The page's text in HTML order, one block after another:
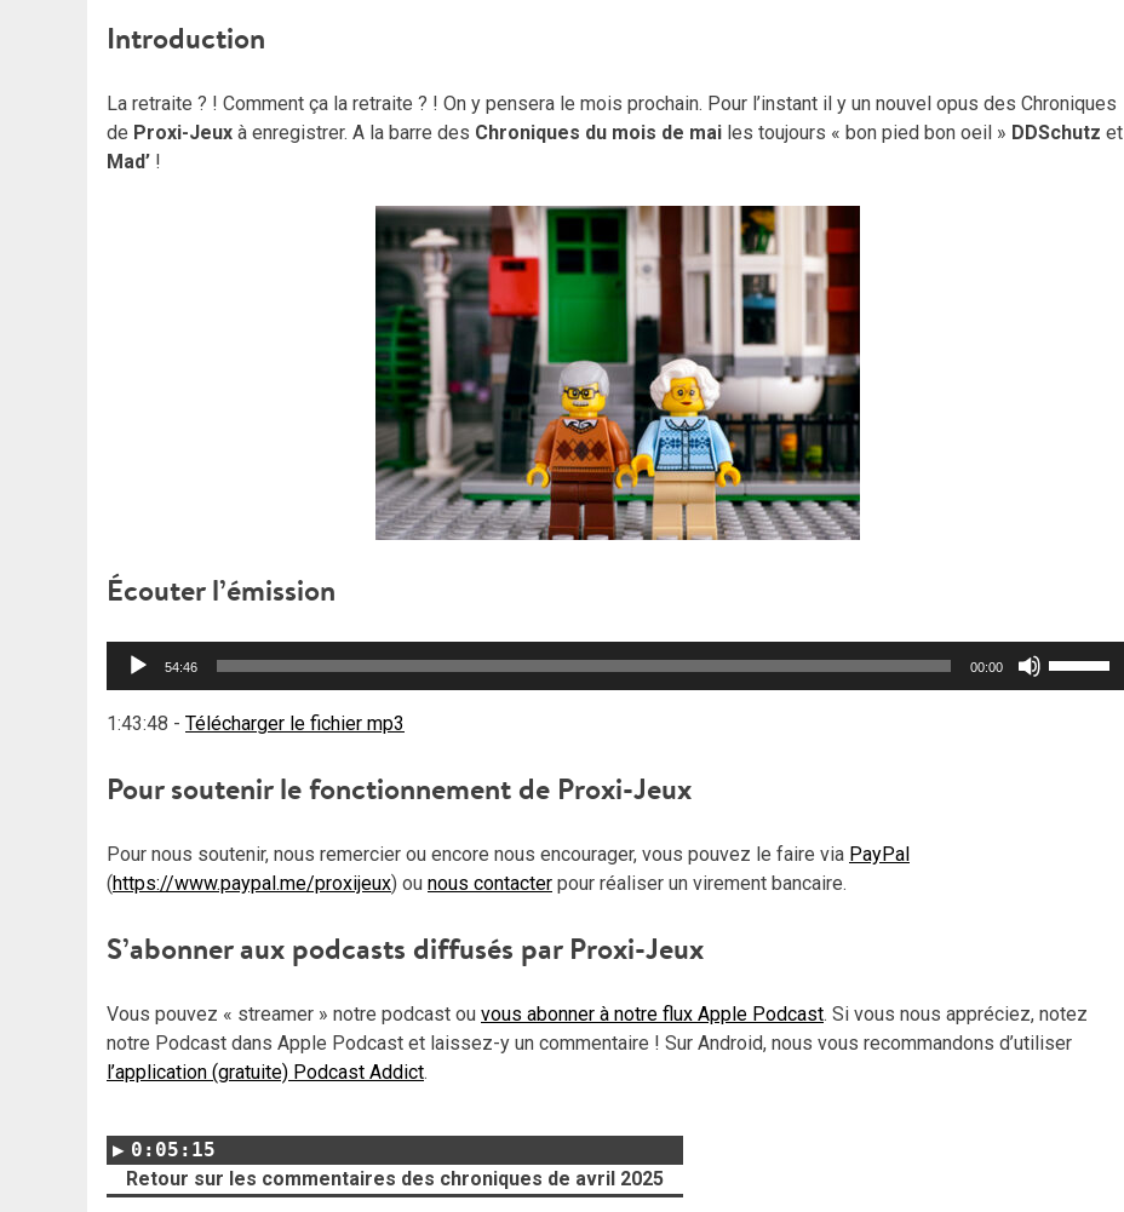
Introduction
La retraite ? ! Comment ça la retraite ? ! On y pensera le mois prochain. Pour l’instant il y un nouvel opus des Chroniques
de Proxi-Jeux à enregistrer. A la barre des Chroniques du mois de mai les toujours « bon pied bon oeil » DDSchutz et
Mad’ !
Écouter l’émission
Lecteur
54:46 00:00
1:43:48 - Télécharger le fichier mp3
Pour soutenir le fonctionnement de Proxi-Jeux
Pour nous soutenir, nous remercier ou encore nous encourager, vous pouvez le faire via PayPal
(https://www.paypal.me/proxijeux) ou nous contacter pour réaliser un virement bancaire.
S’abonner aux podcasts diffusés par Proxi-Jeux
Vous pouvez « streamer » notre podcast ou vous abonner à notre flux Apple Podcast. Si vous nous appréciez, notez
notre Podcast dans Apple Podcast et laissez-y un commentaire ! Sur Android, nous vous recommandons d’utiliser
l’application (gratuite) Podcast Addict.
0:05:15
Retour sur les commentaires des chroniques de avril 2025